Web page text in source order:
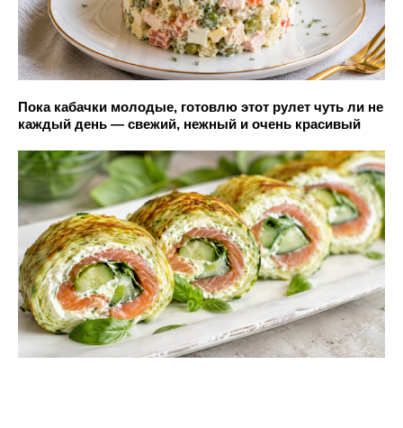
Пока кабачки молодые, готовлю этот рулет чуть ли не
каждый день — свежий, нежный и очень красивый